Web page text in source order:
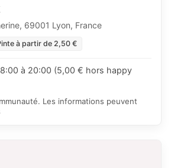
69001 Lyon, France
à partir de 2,50 €
à 20:00 (5,00 € hors happy
Les informations peuvent